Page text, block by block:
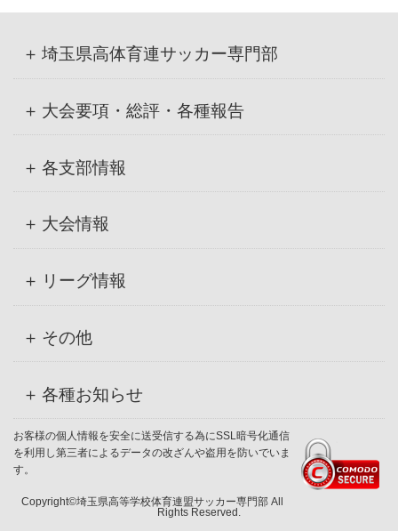
埼玉県高体育連サッカー専門部
大会要項・総評・各種報告
各支部情報
大会情報
リーグ情報
その他
各種お知らせ
お客様の個人情報を安全に送受信する為にSSL暗号化通信
を利用し第三者によるデータの改ざんや盗用を防いでいま
す。
Copyright©埼玉県高等学校体育連盟サッカー専門部 All
Rights Reserved.